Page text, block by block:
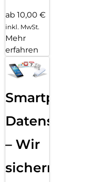
ab 10,00 €
inkl. MwSt.
Mehr
erfahren
Smartphone
Datensicherung
– Wir
sichern